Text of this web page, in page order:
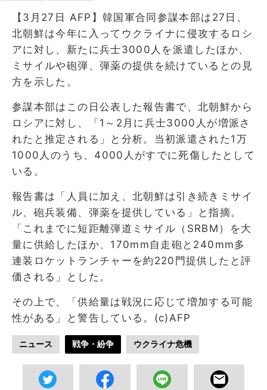
【3月27日 AFP】韓国軍合同参謀本部は27日、
北朝鮮は今年に入ってウクライナに侵攻するロシ
アに対し、新たに兵士3000人を派遣したほか、
ミサイルや砲弾、弾薬の提供を続けているとの見
方を示した。
参謀本部はこの日公表した報告書で、北朝鮮から
ロシアに対し、「1～2月に兵士3000人が増派さ
れたと推定される」と分析。当初派遣された1万
1000人のうち、4000人がすでに死傷したとして
いる。
報告書は「人員に加え、北朝鮮は引き続きミサイ
ル、砲兵装備、弾薬を提供している」と指摘。
「これまでに短距離弾道ミサイル（SRBM）を大
量に供給したほか、170mm自走砲と240mm多
連装ロケットランチャーを約220門提供したと評
価される」とした。
その上で、「供給量は戦況に応じて増加する可能
性がある」と警告している。(c)AFP
ニュース 戦争・紛争 ウクライナ危機